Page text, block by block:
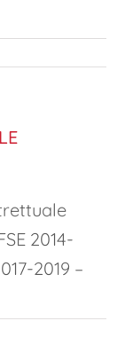
2014-
2019 –